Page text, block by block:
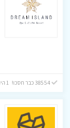
38554 כבר חסכו! 1 היום